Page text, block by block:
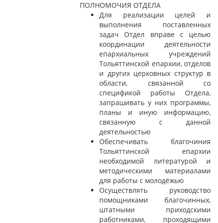
ПОЛНОМОЧИЯ ОТДЕЛА
Для реализации целей и
выполнения поставленных
задач Отдел вправе с целью
координации деятельности
епархиальных учреждений
Тольяттинской епархии, отделов
и других церковных структур в
области, связанной со
спецификой работы Отдела,
запрашивать у них программы,
планы и иную информацию,
связанную с данной
деятельностью
Обеспечивать благочиния
Тольяттинской епархии
необходимой литературой и
методическими материалами
для работы с молодёжью
Осуществлять руководство
помощниками благочинных,
штатными приходскими
работниками, проходящими